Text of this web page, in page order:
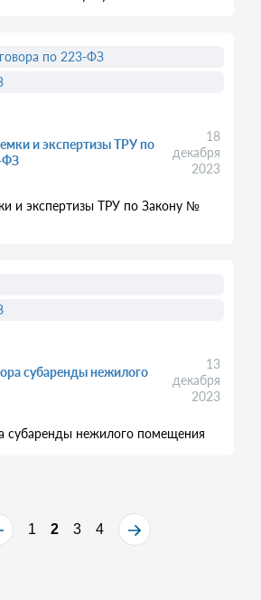
и экспертизы ТРУ по
ФЗ
18
декабря
2023
и экспертизы ТРУ по Закону №
по 223-ФЗ
субаренды нежилого
13
декабря
2023
субаренды нежилого помещения
1 2 3 4